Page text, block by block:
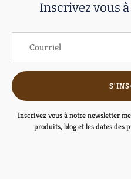
Inscrivez vous
Inscrivez vous à notre newsletter
produits, blog et les dates des